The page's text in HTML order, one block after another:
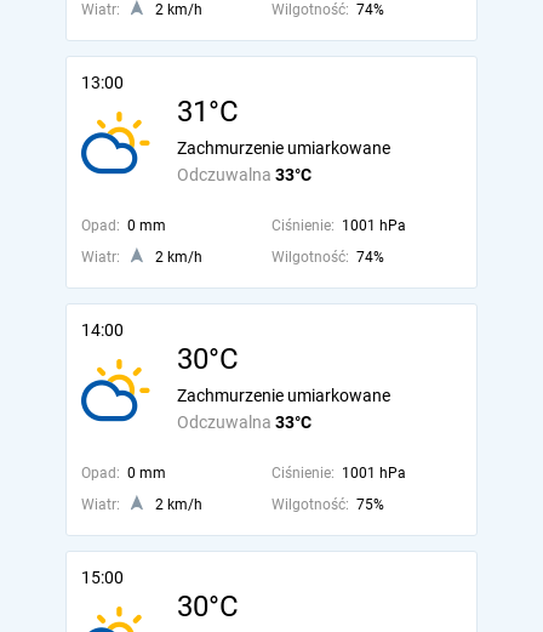
Wiatr:
2 km/h Wilgotność: 74%
13:00
31°C
Odczuwalna 33°C
Zachmurzenie umiarkowane
Opad: 0 mm Ciśnienie: 1001 hPa
Wiatr:
2 km/h Wilgotność: 74%
14:00
30°C
Odczuwalna 33°C
Zachmurzenie umiarkowane
Opad: 0 mm Ciśnienie: 1001 hPa
Wiatr:
2 km/h Wilgotność: 75%
15:00
30°C